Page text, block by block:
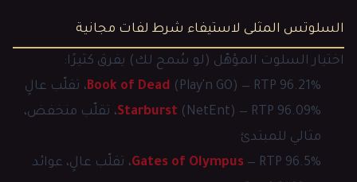
السلوتس المثلى لاستيفاء شرط لفات مجانية
اختيار السلوت المؤهّل (لو سُمح لك) يفرق كثيرًا:
Book of Dead (Play'n GO) — RTP 96.21%، تقلّب عالٍ
Starburst(NetEnt) — RTP 96.09%، تقلّب منخفض،
مثالي للمبتدئ
Gates of Olympus— RTP 96.5%، تقلّب عالٍ، عوائد